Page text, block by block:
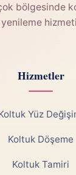
bölgesinde
Hizmetler
Yüz
Koltuk Döşeme
Koltuk Tamiri